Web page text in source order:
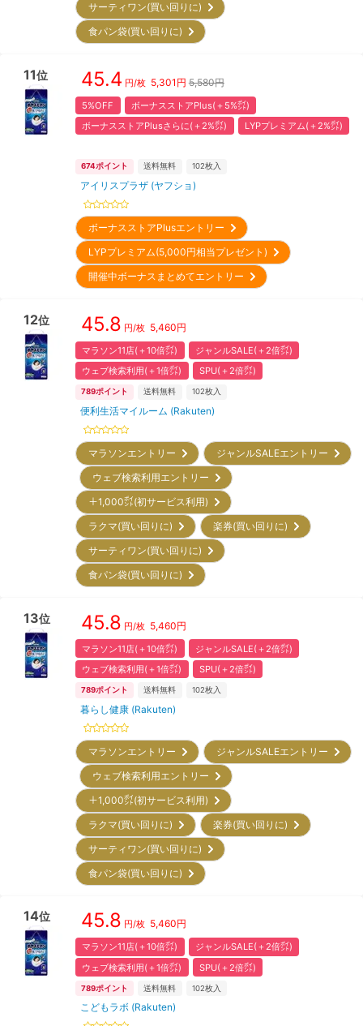
サーティワン(買い回りに)
食パン袋(買い回りに)
11位 45.4 円/枚 5,301 円 5,580円
5%OFF
ボーナスストアPlus(＋5%㌽)
ボーナスストアPlusさらに(＋2%㌽)
LYPプレミアム(＋2%㌽)
674ポイント 送料無料 102枚入
アイリスプラザ (ヤフショ)
ボーナスストアPlusエントリー
LYPプレミアム(5,000円相当プレゼント)
開催中ボーナスまとめてエントリー
12位 45.8 円/枚 5,460円
マラソン11店(＋10倍㌽)
ジャンルSALE(＋2倍㌽)
ウェブ検索利用(＋1倍㌽)
SPU(＋2倍㌽)
789ポイント 送料無料 102枚入
便利生活マイルーム (Rakuten)
マラソンエントリー
ジャンルSALEエントリー
ウェブ検索利用エントリー
＋1,000㌽(初サービス利用)
ラクマ(買い回りに)
楽券(買い回りに)
サーティワン(買い回りに)
食パン袋(買い回りに)
13位 45.8 円/枚 5,460円
マラソン11店(＋10倍㌽)
ジャンルSALE(＋2倍㌽)
ウェブ検索利用(＋1倍㌽)
SPU(＋2倍㌽)
789ポイント 送料無料 102枚入
暮らし健康 (Rakuten)
マラソンエントリー
ジャンルSALEエントリー
ウェブ検索利用エントリー
＋1,000㌽(初サービス利用)
ラクマ(買い回りに)
楽券(買い回りに)
サーティワン(買い回りに)
食パン袋(買い回りに)
14位 45.8 円/枚 5,460円
マラソン11店(＋10倍㌽)
ジャンルSALE(＋2倍㌽)
ウェブ検索利用(＋1倍㌽)
SPU(＋2倍㌽)
789ポイント 送料無料 102枚入
こどもラボ (Rakuten)